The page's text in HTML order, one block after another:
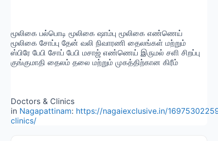
மூலிகை பல்பொடி மூலிகை ஷாம்பு மூலிகை எண்ணெய்
மூலிகை சோப்பு தேன் வலி நிவாரணி தைலங்கள் மற்றும்
ஸ்பிரே பேபி சோப் பேபி மசாஜ் எண்ணெய் இருமல் சளி சிறப்பு
குங்குமாதி தைலம் தலை மற்றும் முகத்திற்கான கிரீம்
Doctors & Clinics
in Nagapattinam: https://nagaiexclusive.in/
clinics/